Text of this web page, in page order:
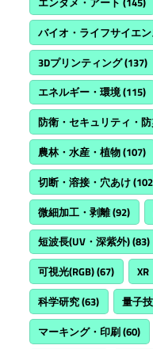
バイオ・ライフサイエ
3Dプリンティング(137)
エネルギー・環境(115)
防衛・セキュリティ・
農林・水産・植物(107)
切断・溶接・穴あけ
微細加工・剥離(92)
短波長(UV・深紫外)(83)
可視光(RGB)(67)
科学研究(63) 量子
マーキング・印刷(60)